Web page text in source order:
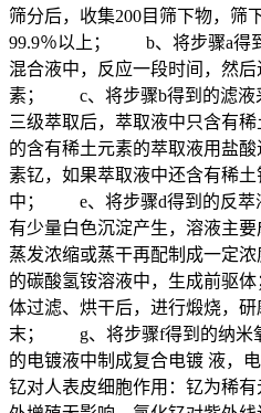
筛分后，收集200目筛下物，筛
99.9％以上； b、将步骤a得
混合液中，反应一段时间，然
素； c、将步骤b得到的滤液
三级萃取后，萃取液中只含有
的含有稀土元素的萃取液用盐
素钇，如果萃取液中还含有稀
中； e、将步骤d得到的反萃
有少量白色沉淀产生，溶液主
蒸发浓缩或蒸干再配制成一定
的碳酸氢铵溶液中，生成前
体过滤、烘干后，进行煅烧，
末； g、将步骤f得到的纳米
的电镀液中制成复合电镀 液
钇对人表皮细胞作用：钇为稀